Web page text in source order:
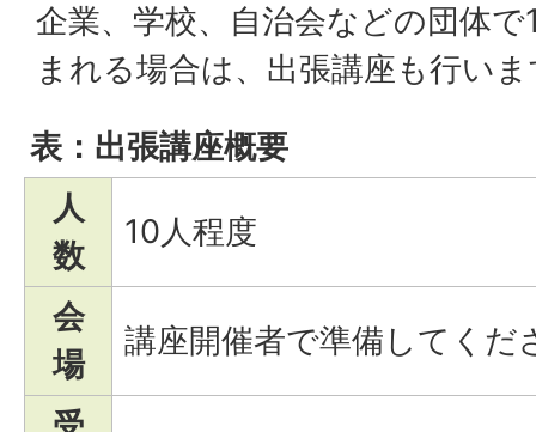
企業、学校、自治会などの団体
まれる場合は、出張講座も行い
表：出張講座概要
人
数
10人程度
会
場
講座開催者で準備してくだ